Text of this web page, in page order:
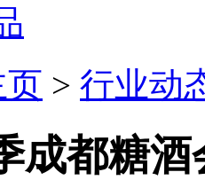
页 > 行业动
成都糖